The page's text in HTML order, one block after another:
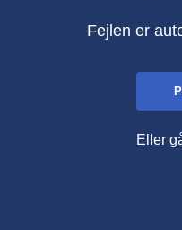
Fejlen er
Eller